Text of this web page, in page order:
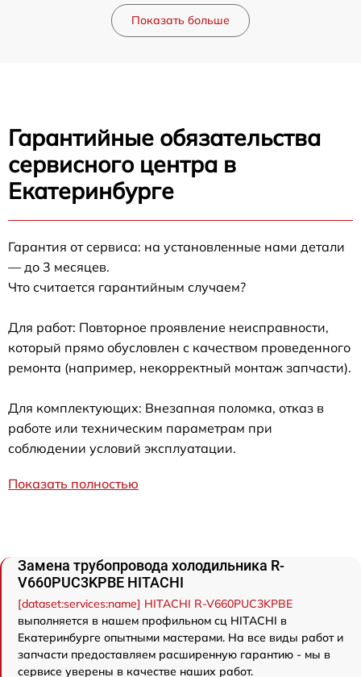
Показать больше
Гарантийные обязательства
сервисного центра в
Екатеринбурге
Гарантия от сервиса: на установленные нами детали
— до 3 месяцев.
Что считается гарантийным случаем?
Для работ: Повторное проявление неисправности,
который прямо обусловлен с качеством проведенного
ремонта (например, некорректный монтаж запчасти).
Для комплектующих: Внезапная поломка, отказ в
работе или техническим параметрам при
соблюдении условий эксплуатации.
Показать полностью
Замена трубопровода холодильника R-
V660PUC3KPBE HITACHI
[dataset:services:name] HITACHI R-V660PUC3KPBE
выполняется в нашем профильном сц HITACHI в
Екатеринбурге опытными мастерами. На все виды работ и
запчасти предоставляем расширенную гарантию - мы в
сервисе уверены в качестве наших работ.